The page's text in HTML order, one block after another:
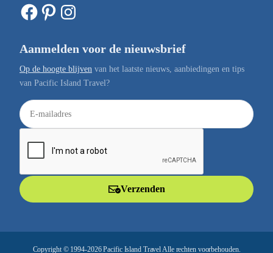
Facebook Pinterest Instagram
Aanmelden voor de nieuwsbrief
Op de hoogte blijven van het laatste nieuws, aanbiedingen en tips
van Pacific Island Travel?
E
-
a
Verzenden
Copyright © 1994-2026 Pacific Island Travel Alle rechten voorbehouden.